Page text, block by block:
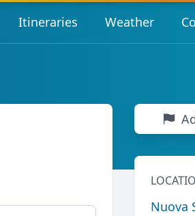
Itineraries Weather
Nuova